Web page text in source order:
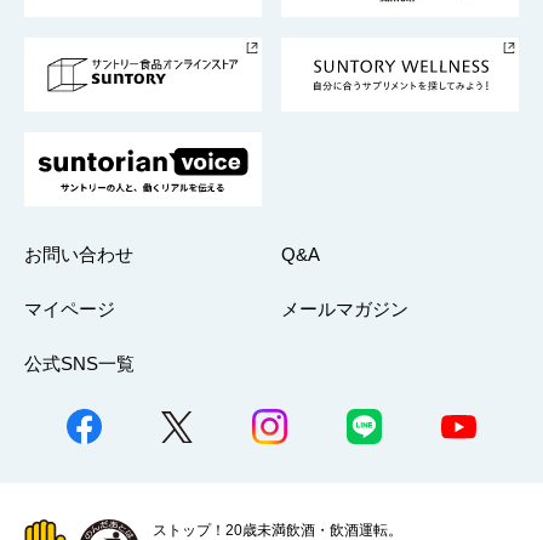
採用情報
お問い合わせ Q&A
マイページ メールマガジン
公式SNS一覧
ストップ！20歳未満飲酒・飲酒運転。